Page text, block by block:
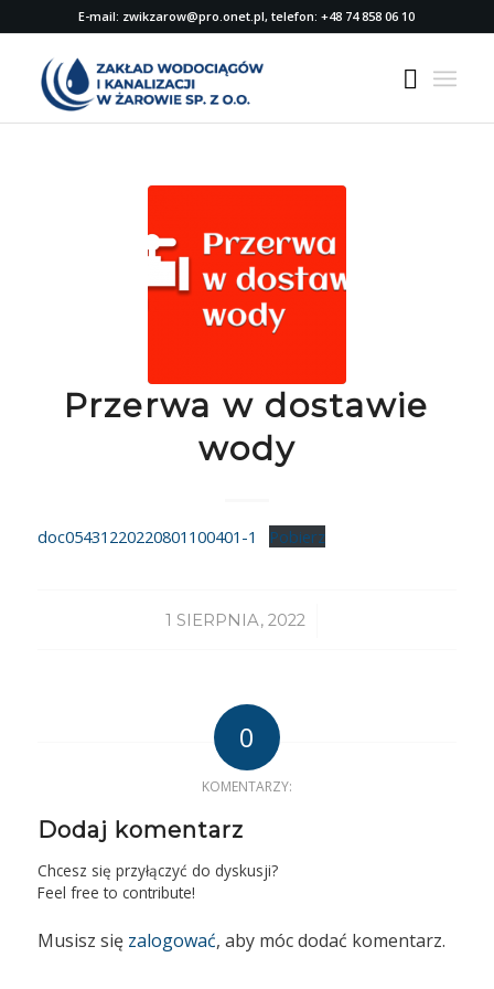
E-mail: zwikzarow@pro.onet.pl, telefon: +48 74 858 06 10
Przerwa w dostawie
wody
doc05431220220801100401-1 Pobierz
1 SIERPNIA, 2022
/
0
KOMENTARZY:
Dodaj komentarz
Chcesz się przyłączyć do dyskusji?
Feel free to contribute!
Musisz się zalogować, aby móc dodać komentarz.